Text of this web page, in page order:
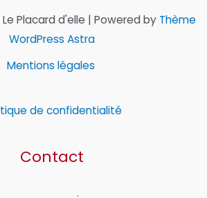
Placard d'elle | Powered by Thème
WordPress Astra
Mentions légales
de confidentialité
Contact
.